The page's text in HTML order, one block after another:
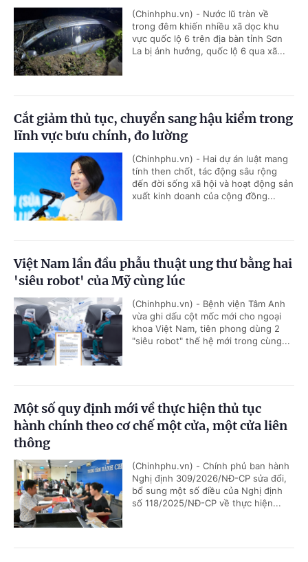
(Chinhphu.vn) - Nước lũ tràn về
trong đêm khiến nhiều xã dọc khu
vực quốc lộ 6 trên địa bàn tỉnh Sơn
La bị ảnh hưởng, quốc lộ 6 qua xã...
Cắt giảm thủ tục, chuyển sang hậu kiểm trong
lĩnh vực bưu chính, đo lường
(Chinhphu.vn) - Hai dự án luật mang
tính then chốt, tác động sâu rộng
đến đời sống xã hội và hoạt động sản
xuất kinh doanh của cộng đồng...
Việt Nam lần đầu phẫu thuật ung thư bằng hai
'siêu robot' của Mỹ cùng lúc
(Chinhphu.vn) - Bệnh viện Tâm Anh
vừa ghi dấu cột mốc mới cho ngoại
khoa Việt Nam, tiên phong dùng 2
"siêu robot" thế hệ mới trong cùng...
Một số quy định mới về thực hiện thủ tục
hành chính theo cơ chế một cửa, một cửa liên
thông
(Chinhphu.vn) - Chính phủ ban hành
Nghị định 309/2026/NĐ-CP sửa đổi,
bổ sung một số điều của Nghị định
số 118/2025/NĐ-CP về thực hiện...